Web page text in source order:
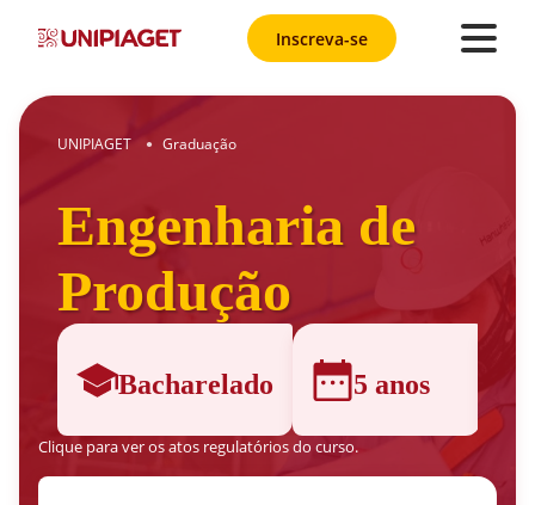
Inscreva-se
UNIPIAGET ● Graduação
Engenharia de
Produção
Bacharelado 5 anos
Clique para ver os atos regulatórios do curso.